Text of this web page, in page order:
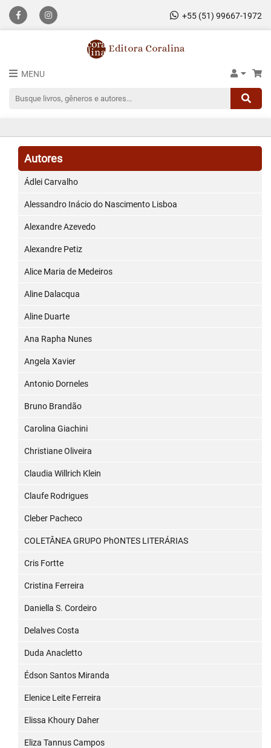
+55 (51) 99667-1972
MENU
Autores
Ádlei Carvalho
Alessandro Inácio do Nascimento Lisboa
Alexandre Azevedo
Alexandre Petiz
Alice Maria de Medeiros
Aline Dalacqua
Aline Duarte
Ana Rapha Nunes
Angela Xavier
Antonio Dorneles
Bruno Brandão
Carolina Giachini
Christiane Oliveira
Claudia Willrich Klein
Claufe Rodrigues
Cleber Pacheco
COLETÂNEA GRUPO PhONTES LITERÁRIAS
Cris Fortte
Cristina Ferreira
Daniella S. Cordeiro
Delalves Costa
Duda Anacletto
Édson Santos Miranda
Elenice Leite Ferreira
Elissa Khoury Daher
Eliza Tannus Campos